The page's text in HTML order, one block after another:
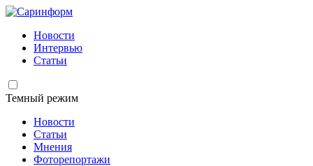
Новости
Интервью
Статьи
Темный режим
Новости
Статьи
Мнения
Фоторепортажи